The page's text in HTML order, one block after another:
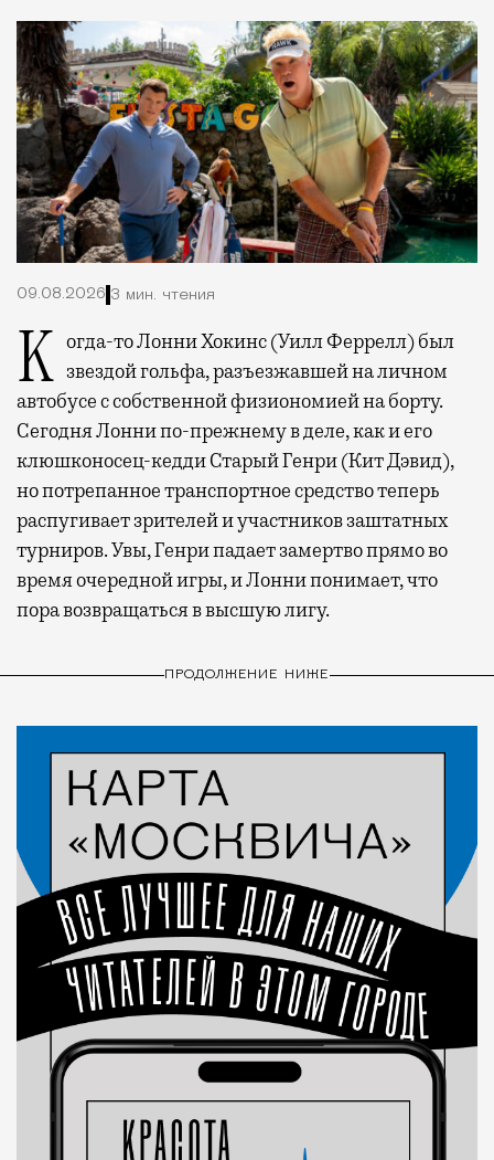
09.08.2026 3 мин. чтения
Когда-то Лонни Хокинс (Уилл Феррелл) был звездой гольфа, разъезжавшей на личном
автобусе с собственной физиономией на борту.
Сегодня Лонни по-прежнему в деле, как и его
клюшконосец-кедди Старый Генри (Кит Дэвид),
но потрепанное транспортное средство теперь
распугивает зрителей и участников заштатных
турниров. Увы, Генри падает замертво прямо во
время очередной игры, и Лонни понимает, что
пора возвращаться в высшую лигу.
ПРОДОЛЖЕНИЕ НИЖЕ